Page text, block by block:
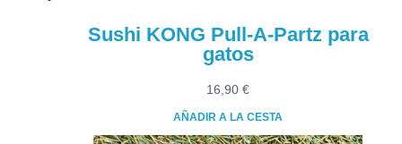
Sushi KONG Pull-A-Partz para
gatos
16,90 €
AÑADIR A LA CESTA